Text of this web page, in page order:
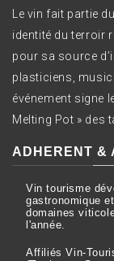
Le vin fait partie
identité du terroir
pour sa source
plasticiens,
événement signe
Melting Pot » des
ADHERENT &
Vin tourisme
gastronomique
domaines
l'année.
Affiliés Vin-